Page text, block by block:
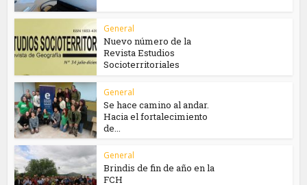
General
Nuevo número de la
Revista Estudios
Socioterritoriales
General
Se hace camino al andar.
Hacia el fortalecimiento
de...
General
Brindis de fin de año en la
FCH